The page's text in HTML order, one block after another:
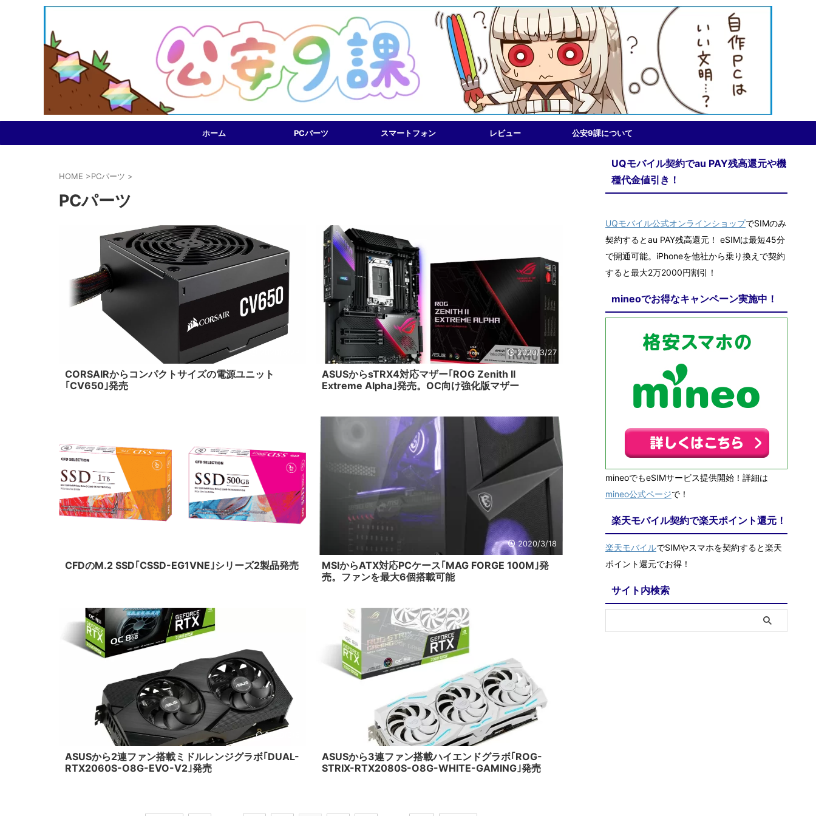
ホーム PCパーツ スマートフォン レビュー 公安9課について
HOME >PCパーツ >
PCパーツ
CORSAIRからコンパクトサイズの電源ユニット
｢CV650｣発売
2020/3/27
ASUSからsTRX4対応マザー｢ROG Zenith II
Extreme Alpha｣発売。OC向け強化版マザー
CFDのM.2 SSD｢CSSD-EG1VNE｣シリーズ2製品発売
2020/3/18
MSIからATX対応PCケース｢MAG FORGE 100M｣発
売。ファンを最大6個搭載可能
2020/3/6
ASUSから2連ファン搭載ミドルレンジグラボ｢DUAL-
RTX2060S-O8G-EVO-V2｣発売
ASUSから3連ファン搭載ハイエンドグラボ｢ROG-
STRIX-RTX2080S-O8G-WHITE-GAMING｣発売
UQモバイル契約でau PAY残高還元や機
種代金値引き！
UQモバイル公式オンラインショップでSIMのみ
契約するとau PAY残高還元！ eSIMは最短45分
で開通可能。iPhoneを他社から乗り換えで契約
すると最大2万2000円割引！
mineoでお得なキャンペーン実施中！
mineoでもeSIMサービス提供開始！詳細は
mineo公式ページで！
楽天モバイル契約で楽天ポイント還元！
楽天モバイルでSIMやスマホを契約すると楽天
ポイント還元でお得！
サイト内検索